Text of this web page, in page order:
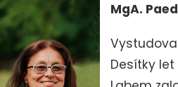
MgA.
Desítky